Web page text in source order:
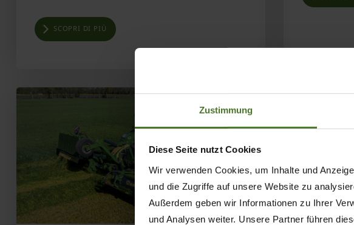
Zustimmung
Diese Seite nutzt Cookies
Wir verwenden Cookies, um Inhalte und
und die Zugriffe auf unsere Website zu
Außerdem geben wir Informationen zu Ihrer
und Analysen weiter. Unsere Partner führen
SCOPRI DI PIÙ